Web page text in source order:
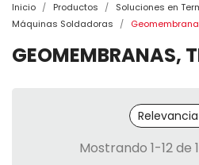
Inicio Productos
Soluciones en
Máquinas Soldadoras
GEOMEMBRANAS,
Relevancia
Mostrando 1-12 de